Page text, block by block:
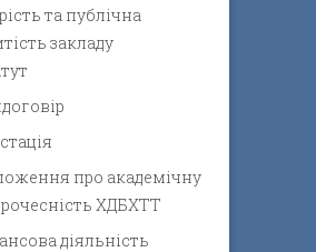
та публічна
закладу
про академічну
ХДБХТТ
діяльність